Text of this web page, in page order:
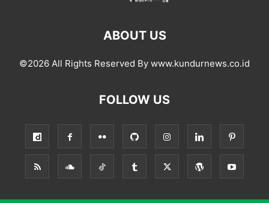
ABOUT US
©2026 All Rights Reserved By www.kundurnews.co.id
FOLLOW US